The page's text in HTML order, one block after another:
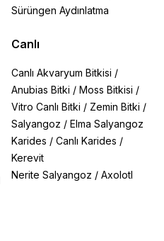
Sürüngen Aydınlatma
Canlı
Canlı Akvaryum Bitkisi /
Anubias Bitki / Moss Bitkisi /
Vitro Canlı Bitki / Zemin Bitki /
Salyangoz / Elma Salyangoz
Karides / Canlı Karides /
Kerevit
Nerite Salyangoz / Axolotl